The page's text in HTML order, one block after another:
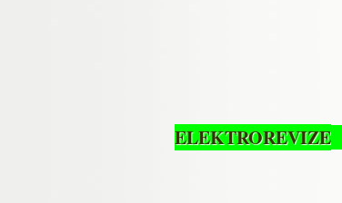
ELEKTROREVIZE